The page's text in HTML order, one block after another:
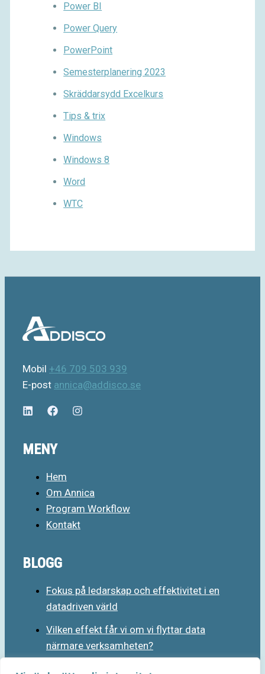
Power BI
Power Query
PowerPoint
Semesterplanering 2023
Skräddarsydd Excelkurs
Tips & trix
Windows
Windows 8
Word
WTC
Mobil +46 709 503 939
E-post annica@addisco.se
MENY
Hem
Om Annica
Program Workflow
Kontakt
BLOGG
Fokus på ledarskap och effektivitet i en
datadriven värld
Vilken effekt får vi om vi flyttar data
närmare verksamheten?